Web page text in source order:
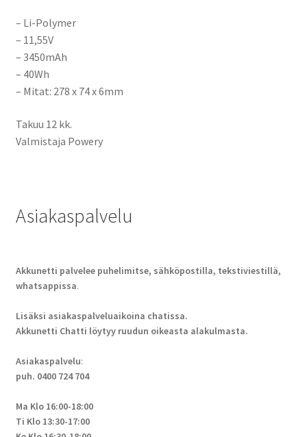
– Li-Polymer
– 11,55V
– 3450mAh
– 40Wh
– Mitat: 278 x 74 x 6mm
Takuu 12 kk.
Valmistaja Powery
Asiakaspalvelu
Akkunetti palvelee puhelimitse, sähköpostilla, tekstiviestillä,
whatsappissa.
Lisäksi asiakaspalveluaikoina chatissa.
Akkunetti Chatti löytyy ruudun oikeasta alakulmasta.
Asiakaspalvelu:
puh. 0400 724 704
Ma Klo 16:00-18:00
Ti Klo 13:30-17:00